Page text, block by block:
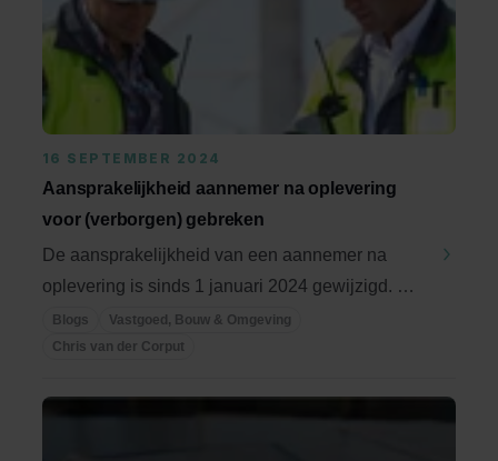
16 SEPTEMBER 2024
Aansprakelijkheid aannemer na oplevering
voor (verborgen) gebreken
De aansprakelijkheid van een aannemer na
oplevering is sinds 1 januari 2024 gewijzigd. Het
...Blogs
Vastgoed, Bouw & Omgeving
Chris van der Corput